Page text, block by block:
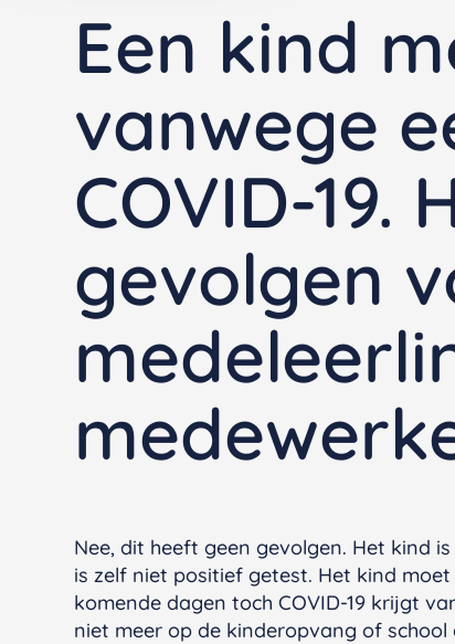
Een kind
vanwege
COVID-19.
gevolgen
Nee, dit heeft geen gevolgen. Het kind
is zelf niet positief getest. Het kind
komende dagen toch COVID-19 krijgt
niet meer op de kinderopvang of school